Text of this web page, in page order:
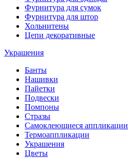
Фурнитура для сумок
Фурнитура для штор
Хольнитены
Цепи декоративные
Украшения
Банты
Нашивки
Пайетки
Подвески
Помпоны
Стразы
Самоклеющиеся аппликации
Термоаппликации
Украшения
Цветы